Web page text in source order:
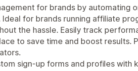
for brands by automating
Ideal for brands running affiliate
the hassle. Easily track
to save time and boost
sign-up forms and profiles with